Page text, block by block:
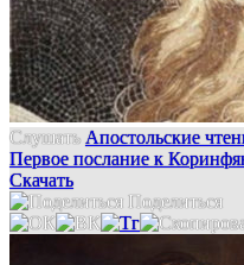
Слушать Апостольские
Первое послание к
Скачать
Поделиться